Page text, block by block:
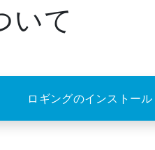
いて
ロギングのインストール